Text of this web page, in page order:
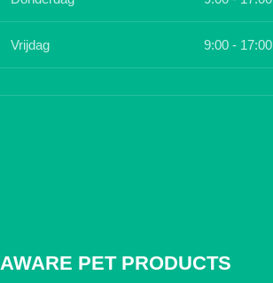
Vrijdag 9:00 - 17:00
AWARE PET PRODUCTS